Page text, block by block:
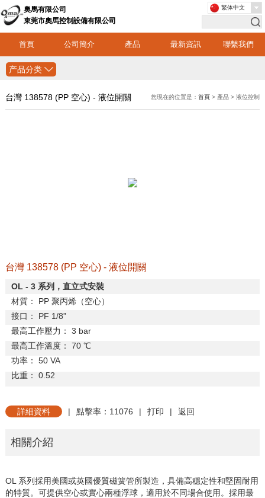
奧馬有限公司
東莞市奧馬控制設備有限公司
首頁 公司簡介 產品 最新資訊 聯繫我們
繁体中文
产品分类
台灣 138578 (PP 空心) - 液位開關 您現在的位置是：首頁 > 產品 > 液位控制
台灣 138578 (PP 空心) - 液位開關
OL - 3 系列，直立式安裝
材質：
PP 聚丙烯（空心）
接口：
PF 1/8”
最高工作壓力：
3 bar
最高工作溫度：
70 ℃
功率：
50 VA
比重：
0.52
詳細資料 | 點擊率：11076 | 打印 | 返回
相關介紹
OL 系列採用美國或英國優質磁簧管所製造，具備高穩定性和堅固耐用
的特質。可提供空心或實心兩種浮球，適用於不同場合使用。採用最